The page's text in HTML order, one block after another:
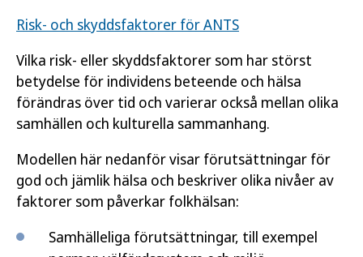
Risk- och skyddsfaktorer för ANTS
Vilka risk- eller skyddsfaktorer som har störst
betydelse för individens beteende och hälsa
förändras över tid och varierar också mellan olika
samhällen och kulturella sammanhang.
Modellen här nedanför visar förutsättningar för
god och jämlik hälsa och beskriver olika nivåer av
faktorer som påverkar folkhälsan:
Samhälleliga förutsättningar, till exempel